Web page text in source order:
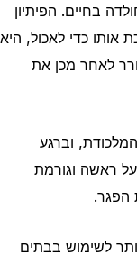
בחיים. הפיתיון
אותו כדי לאכול, היא
לאחר מכן את
וברגע
ראשה וגורמת
הפגר.
לשימוש בבתים